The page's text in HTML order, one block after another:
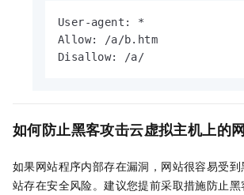
User-agent: *
Allow: /a/b.htm
Disallow: /a/
如何防止黑客攻击云虚拟主机上的
如果网站程序内部存在漏洞，网站很容易受
站存在安全风险。建议您提前采取措施防止